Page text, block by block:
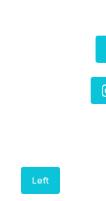
Left